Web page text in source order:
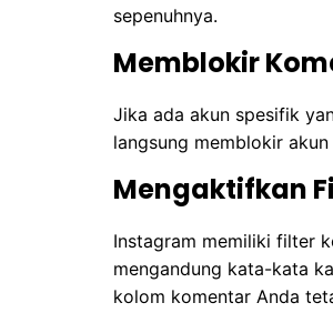
sepenuhnya.
Memblokir
Jika ada akun spesifik
langsung memblokir
Mengaktifkan
Instagram memiliki filter
mengandung kata-kata
kolom komentar Anda